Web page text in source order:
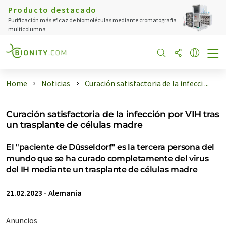
Producto destacado
Purificación más eficaz de biomoléculas mediante cromatografía
multicolumna
Home Noticias Curación satisfactoria de la infecci ...
Curación satisfactoria de la infección por VIH tras
un trasplante de células madre
El "paciente de Düsseldorf" es la tercera persona del
mundo que se ha curado completamente del virus
del IH mediante un trasplante de células madre
21.02.2023 - Alemania
Anuncios